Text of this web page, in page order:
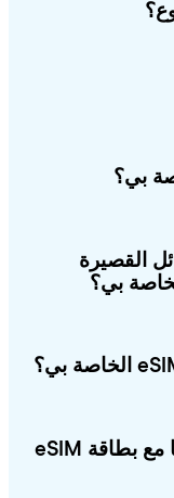
ما هي السرعة التي سأحصل عليها مع بطاقة eSIM